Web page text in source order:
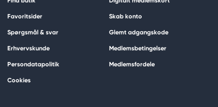
Favoritsider
Spørgsmål & svar
Erhvervskunde
Persondatapolitik
Cookies
Skab konto
Glemt adgangskode
Medlemsbetingelser
Medlemsfordele